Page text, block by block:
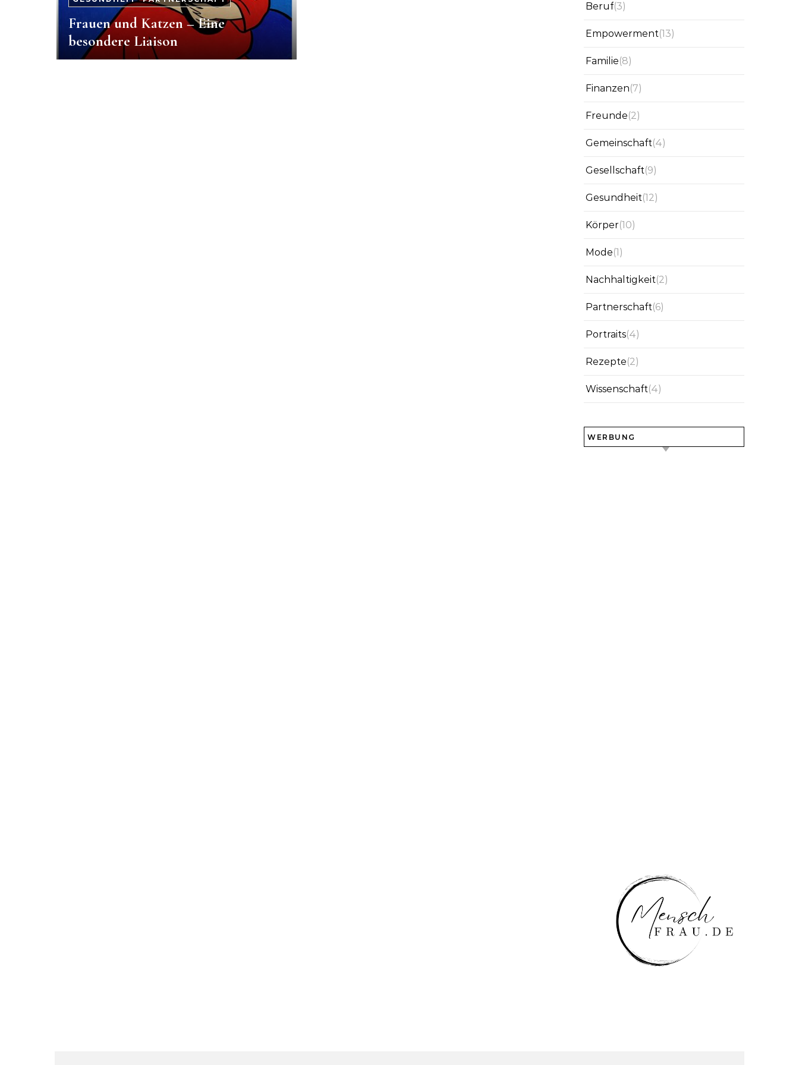
Frauen und Katzen – Eine
besondere Liaison
Beruf(3)
Empowerment(13)
Familie(8)
Finanzen(7)
Freunde(2)
Gemeinschaft(4)
Gesellschaft(9)
Gesundheit(12)
Körper(10)
Mode(1)
Nachhaltigkeit(2)
Partnerschaft(6)
Portraits(4)
Rezepte(2)
Wissenschaft(4)
WERBUNG